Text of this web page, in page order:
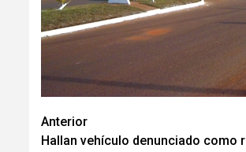
Navegación
Anterior
Hallan vehículo denunciado como